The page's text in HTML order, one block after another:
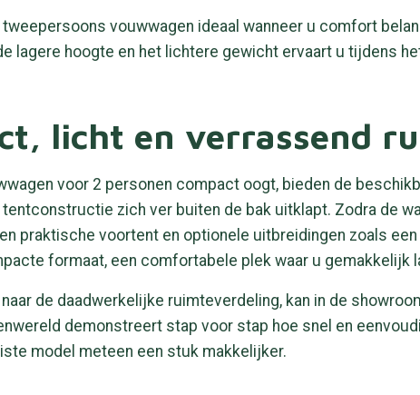
tweepersoons vouwwagen ideaal wanneer u comfort
lagere hoogte en het lichtere gewicht ervaart u tijdens
licht en verrassend
voor 2 personen compact oogt, bieden de
zich ver buiten de bak uitklapt. Zodra de
praktische voortent en optionele uitbreidingen zoals
formaat, een comfortabele plek waar u gemakkelijk
de daadwerkelijke ruimteverdeling, kan in de
demonstreert stap voor stap hoe snel en
model meteen een stuk makkelijker.